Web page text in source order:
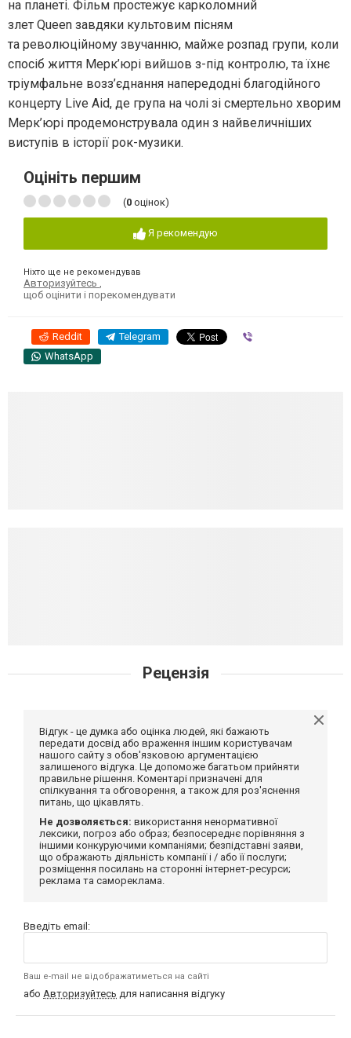
на планеті. Фільм простежує карколомний
злет Queen завдяки культовим пісням
та революційному звучанню, майже розпад групи, коли
спосіб життя Мерк’юрі вийшов з-під контролю, та їхнє
тріумфальне возз’єднання напередодні благодійного
концерту Live Aid, де група на чолі зі смертельно хворим
Мерк’юрі продемонструвала один з найвеличніших
виступів в історії рок-музики.
Оцініть першим
(0 оцінок)
Я рекомендую
Ніхто ще не рекомендував
Авторизуйтесь
щоб оцінити і порекомендувати
Reddit Telegram
WhatsApp
Рецензія
Відгук - це думка або оцінка людей, які бажають
передати досвід або враження іншим користувачам
нашого сайту з обов'язковою аргументацією
залишеного відгука. Це допоможе багатьом прийняти
правильне рішення. Коментарі призначені для
спілкування та обговорення, а також для роз'яснення
питань, що цікавлять.
Не дозволяється: використання ненормативної
лексики, погроз або образ; безпосереднє порівняння з
іншими конкуруючими компаніями; безпідставні заяви,
що ображають діяльність компанії і / або її послуги;
розміщення посилань на сторонні інтернет-ресурси;
реклама та самореклама.
Введіть email:
Ваш e-mail не відображатиметься на сайті
або Авторизуйтесь для написання відгуку